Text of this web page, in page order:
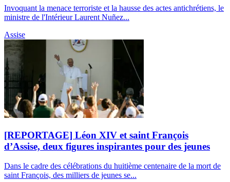
Invoquant la menace terroriste et la hausse des actes antichrétiens, le
ministre de l'Intérieur Laurent Nuñez...
Assise
[REPORTAGE] Léon XIV et saint François
d’Assise, deux figures inspirantes pour des jeunes
Dans le cadre des célébrations du huitième centenaire de la mort de
saint François, des milliers de jeunes se...